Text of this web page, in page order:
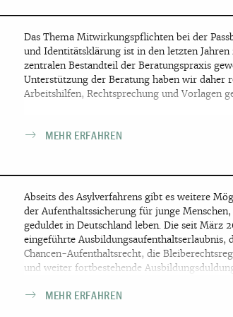
Das Thema Mitwirkungspflichten bei der
und Identitätsklärung ist in den letzten Jahren
zentralen Bestandteil der Beratungspraxis
Unterstützung der Beratung haben wir daher
Arbeitshilfen, Rechtsprechung und Vorlagen
MEHR ERFAHREN
Abseits des Asylverfahrens gibt es weitere
der Aufenthaltssicherung für junge
geduldet in Deutschland leben. Die seit März
eingeführte Ausbildungsaufenthaltserlaubnis,
Chancen-Aufenthaltsrecht, die
und weiter fortbestehende
Perspektiven. Auf dieser Seite finden sich
MEHR ERFAHREN